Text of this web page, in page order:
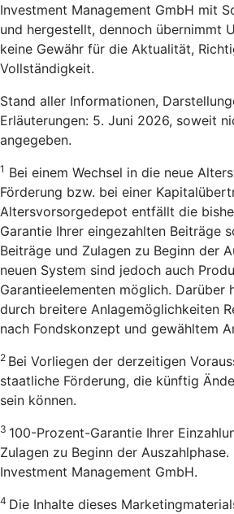
Investment Management GmbH mit
und hergestellt, dennoch übernimmt
keine Gewähr für die Aktualität,
Vollständigkeit.
Stand aller Informationen,
Erläuterungen: 5. Juni 2026, soweit
angegeben.
1 Bei einem Wechsel in die neue
Förderung bzw. bei einer
Altersvorsorgedepot entfällt die
Garantie Ihrer eingezahlten Beiträge
Beiträge und Zulagen zu Beginn der
neuen System sind jedoch auch
Garantieelementen möglich. Darüber
durch breitere Anlagemöglichkeiten
nach Fondskonzept und gewähltem
2 Bei Vorliegen der derzeitigen
staatliche Förderung, die künftig
sein können.
3 100-Prozent-Garantie Ihrer
Zulagen zu Beginn der
Investment Management GmbH.
4 Die Inhalte dieses